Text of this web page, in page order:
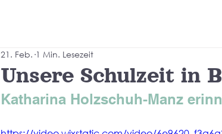
Unsere Schulzeit in
21. Feb. 1 Min. Lesezeit
Katharina Holzschuh-Manz